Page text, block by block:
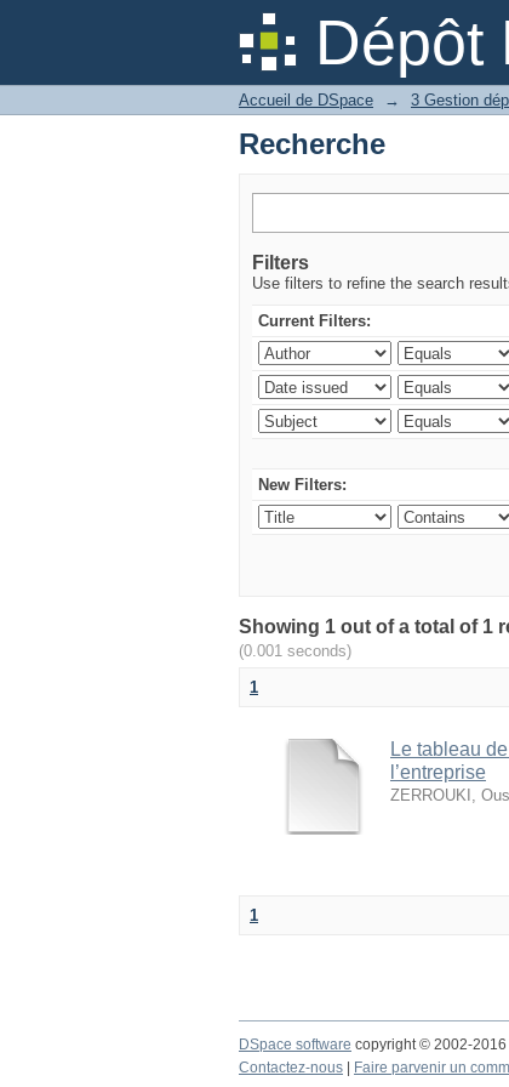
Dépôt
Recherche
Accueil de DSpace →
Recherche
Filters
Use filters to refine the search
Current Filters:
New Filters:
(0.001 seconds)
1
Le tableau
l’entreprise
ZERROUKI,
1
DSpace software copyright © 2002-2016
Contactez-nous
Faire parvenir un